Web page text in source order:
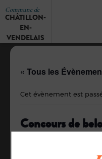
Commune de
CHÂTILLON-
EN-
VENDELAIS
« Tous les
Cet évènement est
Concours de